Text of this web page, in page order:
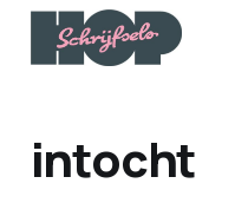
intocht